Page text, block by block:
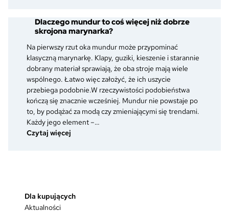
służbie
mundurowej
–
co
zmienia
się
w
umundurowaniu
po
otrzymaniu
Dlaczego mundur to coś więcej niż dobrze
skrojona marynarka?
Na pierwszy rzut oka mundur może przypominać
klasyczną marynarkę. Klapy, guziki, kieszenie i starannie
dobrany materiał sprawiają, że oba stroje mają wiele
wspólnego. Łatwo więc założyć, że ich uszycie
przebiega podobnie.W rzeczywistości podobieństwa
kończą się znacznie wcześniej. Mundur nie powstaje po
to, by podążać za modą czy zmieniającymi się trendami.
Każdy jego element –…
Czytaj więcej
niż
Dla kupujących
Aktualności